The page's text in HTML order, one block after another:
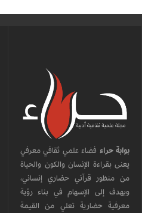
بوابة حراء فضاء علمي ثقافي معرفي
يعنى بقراءة الإنسان والكون والحياة
من منظور قرآني حضاري إنساني،
ويهدف إلى الإسهام في بناء رؤية
معرفية حضارية تعلي من القيمة